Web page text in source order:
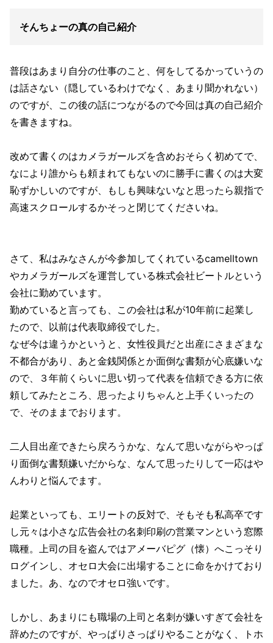
そんちょーの真の自己紹介
普段はあまり自分の仕事のこと、何をしてるかっていうの
は話さない（隠しているわけでなく、あまり聞かれない）
のですが、この後の話につながるので今回は真の自己紹介
を書きますね。
改めて書くのはカメラガールズを含めおそらく初めてで、
なにより誰からも頼まれてもないのに勝手に書くのは大変
恥ずかしいのですが、もしも興味ないなと思ったら親指で
高速スクロールするかそっと閉じてくださいね。
さて、私はみなさんが今参加してくれているcamelltown
やカメラガールズを運営している株式会社ビートルという
会社に勤めています。
勤めていると言っても、この会社は私が10年前に起業し
たので、以前は代表取締役でした。
なぜ今は違うかというと、女性役員だと出産にさまざまな
不都合があり、あと金銭関係とか面倒な書類が心底嫌いな
ので、３年前くらいに思い切って代表を信頼できる方に依
頼してみたところ、思ったよりちゃんと上手くいったの
で、そのままでおります。
二人目出産できたら戻ろうかな、なんて思いながらやっぱ
り面倒な書類嫌いだからな、なんて思ったりして一応はや
んわりと悩んでます。
起業といっても、エリートの反対で、そもそも私高卒です
し元々は小さな広告会社の名刺印刷の営業マンという窓際
職種。上司の目を盗んではアメーバピグ（懐）へこっそり
ログインし、オセロ大会に出場することに命をかけており
ました。あ、なのでオセロ強いです。
しかし、あまりにも職場の上司と名刺が嫌いすぎて会社を
辞めたのですが、やっぱりさっぱりやることがなく、トホ